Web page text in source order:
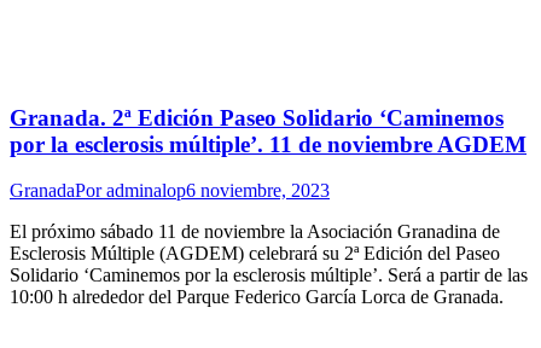
Granada. 2ª Edición Paseo Solidario ‘Caminemos
por la esclerosis múltiple’. 11 de noviembre AGDEM
GranadaPoradminalop6 noviembre, 2023
El próximo sábado 11 de noviembre la Asociación Granadina de
Esclerosis Múltiple (AGDEM) celebrará su 2ª Edición del Paseo
Solidario ‘Caminemos por la esclerosis múltiple’. Será a partir de las
10:00 h alrededor del Parque Federico García Lorca de Granada.